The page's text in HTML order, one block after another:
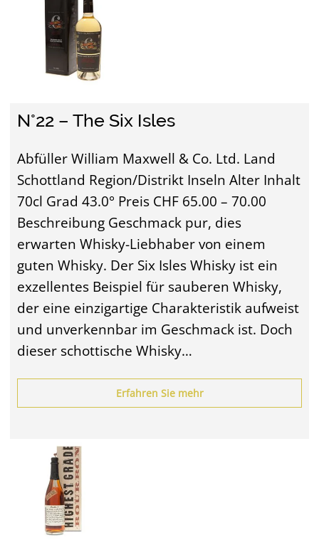
N°22 – The Six Isles
Abfüller William Maxwell & Co. Ltd. Land
Schottland Region/Distrikt Inseln Alter Inhalt
70cl Grad 43.0° Preis CHF 65.00 – 70.00
Beschreibung Geschmack pur, dies
erwarten Whisky-Liebhaber von einem
guten Whisky. Der Six Isles Whisky ist ein
exzellentes Beispiel für sauberen Whisky,
der eine einzigartige Charakteristik aufweist
und unverkennbar im Geschmack ist. Doch
dieser schottische Whisky…
Erfahren Sie mehr